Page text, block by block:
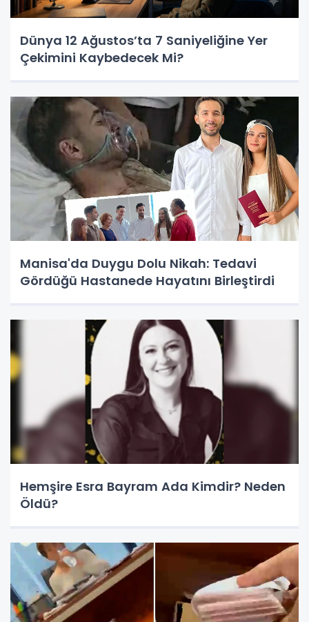
Dünya 12 Ağustos’ta 7 Saniyeliğine Yer
Çekimini Kaybedecek Mi?
Manisa'da Duygu Dolu Nikah: Tedavi
Gördüğü Hastanede Hayatını Birleştirdi
Hemşire Esra Bayram Ada Kimdir? Neden
Öldü?